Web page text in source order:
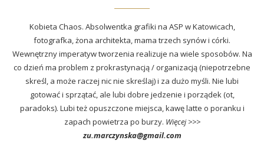
Kobieta Chaos. Absolwentka grafiki na ASP w Katowicach,
fotografka, żona architekta, mama trzech synów i córki.
Wewnętrzny imperatyw tworzenia realizuje na wiele sposobów. Na
co dzień ma problem z prokrastynacją / organizacją (niepotrzebne
skreśl, a może raczej nic nie skreślaj) i za dużo myśli. Nie lubi
gotować i sprzątać, ale lubi dobre jedzenie i porządek (ot,
paradoks). Lubi też opuszczone miejsca, kawę latte o poranku i
zapach powietrza po burzy. Więcej >>>
zu.marczynska@gmail.com